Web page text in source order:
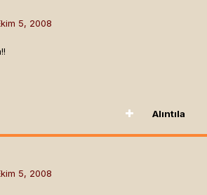
5, 2008
Alıntıla
5, 2008